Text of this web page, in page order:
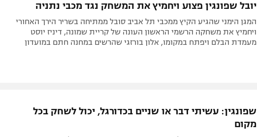
יובל שפונגין פצוע ויחמיץ את המשחק נגד מכבי נתניה‎
המגן הימני שהגיע הקיץ ממכבי תל אביב סובל ממתיחה בשריר הירך האחורי
ויחמיץ את משחקה הרשמי הראשון העונה של קריית שמונה, דיניז יוסט
מעמדת הבלם ויפתח במקומו, אלון בורזגי שהרשים במחנה חתם במועדון
שפונגין: עשיתי דבר או שניים בכדורגל, יכול לשחק בכל
מקום